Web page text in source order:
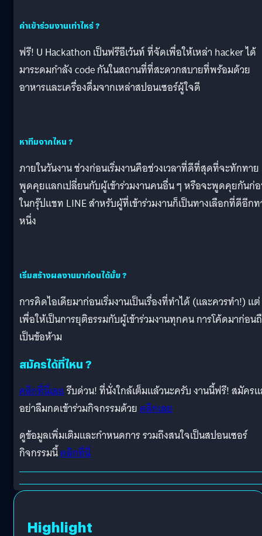
ค่าเข้าร่วมงานเท่าไหร่ ?
ฟรี! U Hackathon เป็นฟรีอีเว้นท์ ที่จัดเพื่อให้เหล่า hacker ได้
มาระดมกำลัง code กันในสถานที่ที่สะดวกสบายที่พร้อมด้วย
อาหารและเครื่องดื่มจากเหล่าสปอนเซอร์ผู้ใจดี
หาทีมจากไหน ?
ภายในวันงาน ช่วงก่อนเริ่มงานคือช่วงเวลาที่ดีที่สุดที่จะทักทาย
พูดคุยแลกเปลี่ยนกับผู้เข้าร่วมงานคนอื่น ๆ หรือจะพูดคุยกันก่
ในกรุ๊ปแชท LINE สำหรับผู้ที่เข้าร่วมงานก็เป็นทางเลือกที่ดีอีก
หนึ่ง
เริ่มสร้างผลงานมาก่อนได้มั้ย ?
การคิดไอเดียมาก่อนเริ่มงานเป็นเรื่องที่ทำได้ (และควรทำ!) แต่
เพื่อให้เป็นการยุติธรรมกับผู้เข้าร่วมงานทุกคน การโค้ดมาก่อน
เป็นข้อห้าม
สมัครได้ที่ไหน ?
คลิกที่นี่เลยรีบด่วน! ที่นั่งใกล้เต็มแล้วนะครับ งานนี้ฟรี! สมัคร
อย่าลืมกดเข้าร่วมกิจกรรมด้วยคลิกเลย
ดูข้อมูลเพิ่มเติมและกำหนดการ รวมถึงสนใจเป็นสปอนเซอร์
กิจกรรมนี้คลิกที่นี่
Highlight